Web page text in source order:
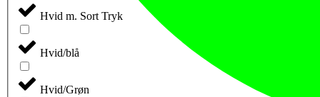
Hvid m. Sort Tryk
Hvid/blå
Hvid/Grøn